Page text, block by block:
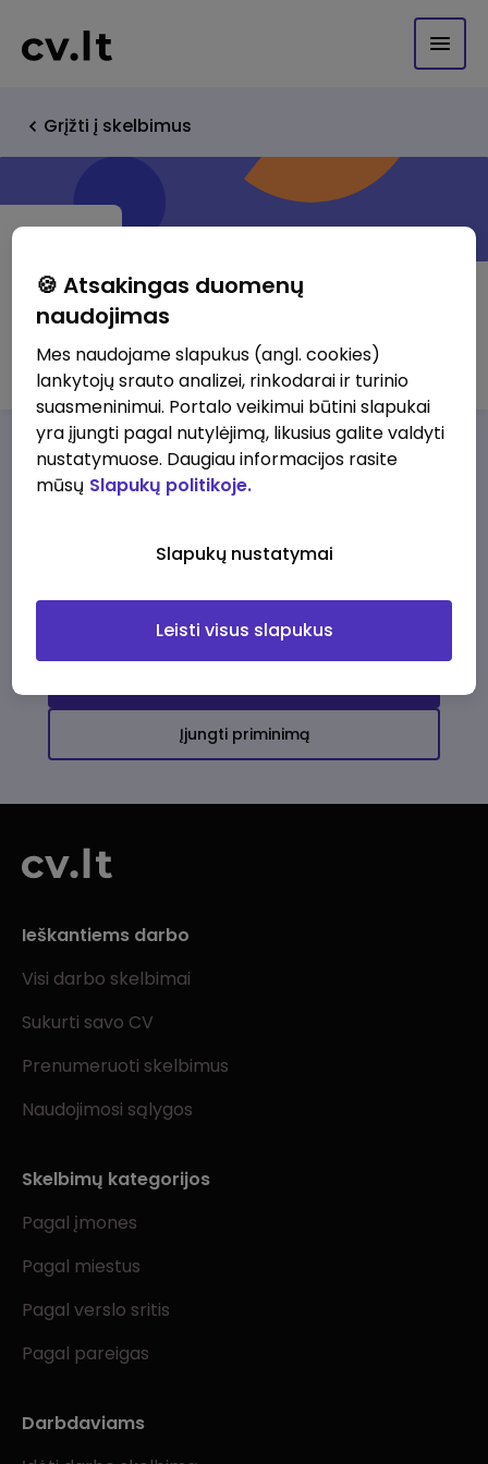
Grįžti į skelbimus
Ala Širaliova
Darbo pasiūlymaiApie musPrivalumai
darbo pasiūlymų
Įjungti priminimą
Ieškantiems darbo
Visi darbo skelbimai
Sukurti savo CV
Prenumeruoti skelbimus
Naudojimosi sąlygos
Skelbimų kategorijos
Pagal įmones
Pagal miestus
Pagal verslo sritis
Pagal pareigas
Darbdaviams
🍪 Atsakingas duomenų
naudojimas
Mes naudojame slapukus (angl. cookies)
lankytojų srauto analizei, rinkodarai ir turinio
suasmeninimui. Portalo veikimui būtini slapukai
yra įjungti pagal nutylėjimą, likusius galite valdyti
nustatymuose. Daugiau informacijos rasite
mūsų Slapukų politikoje.
Slapukų nustatymai
Leisti visus slapukus